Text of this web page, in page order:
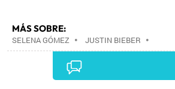
MÁS SOBRE:
SELENA GÓMEZ • JUSTIN BIEBER •